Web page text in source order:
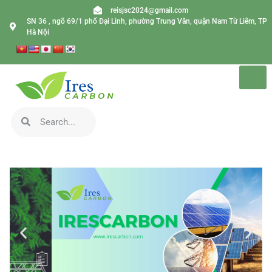
reisjsc2024@gmail.com
SN 36 , ngõ 69/1 phố Đại Linh, phường Trung Văn, quận Nam Từ Liêm, TP
Hà Nội